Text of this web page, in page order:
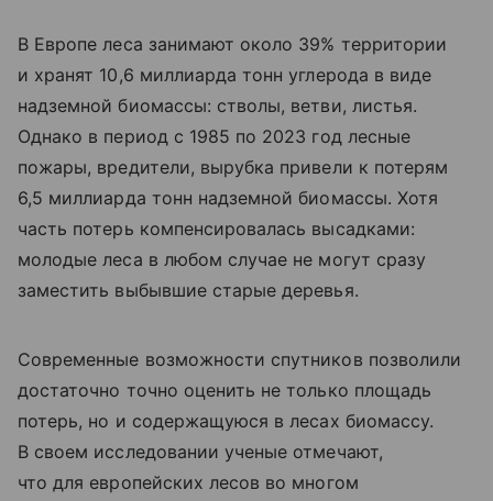
В Европе леса занимают около 39% территории
и хранят 10,6 миллиарда тонн углерода в виде
надземной биомассы: стволы, ветви, листья.
Однако в период с 1985 по 2023 год лесные
пожары, вредители, вырубка привели к потерям
6,5 миллиарда тонн надземной биомассы. Хотя
часть потерь компенсировалась высадками:
молодые леса в любом случае не могут сразу
заместить выбывшие старые деревья.
Современные возможности спутников позволили
достаточно точно оценить не только площадь
потерь, но и содержащуюся в лесах биомассу.
В своем исследовании ученые отмечают,
что для европейских лесов во многом